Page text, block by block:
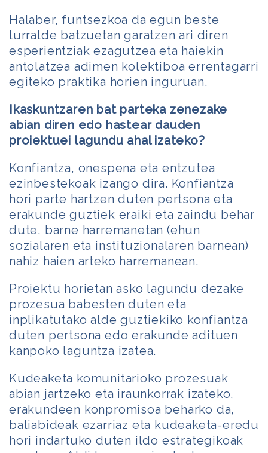
Halaber, funtsezkoa da egun beste
lurralde batzuetan garatzen ari diren
esperientziak ezagutzea eta haiekin
antolatzea adimen kolektiboa errentagarri
egiteko praktika horien inguruan.
Ikaskuntzaren bat parteka zenezake
abian diren edo hastear dauden
proiektuei lagundu ahal izateko?
Konfiantza, onespena eta entzutea
ezinbestekoak izango dira. Konfiantza
hori parte hartzen duten pertsona eta
erakunde guztiek eraiki eta zaindu behar
dute, barne harremanetan (ehun
sozialaren eta instituzionalaren barnean)
nahiz haien arteko harremanean.
Proiektu horietan asko lagundu dezake
prozesua babesten duten eta
inplikatutako alde guztiekiko konfiantza
duten pertsona edo erakunde adituen
kanpoko laguntza izatea.
Kudeaketa komunitarioko prozesuak
abian jartzeko eta iraunkorrak izateko,
erakundeen konpromisoa beharko da,
baliabideak ezarriaz eta kudeaketa-eredu
hori indartuko duten ildo estrategikoak